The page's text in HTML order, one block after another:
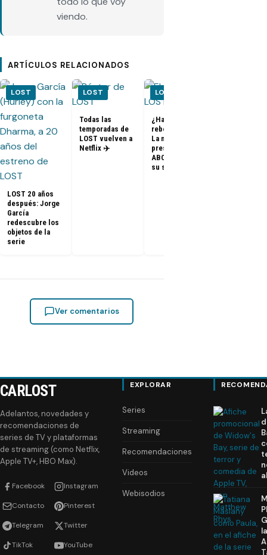
viendo.
ARTÍCULOS RELACIONADOS
LOST
LOST 20 años
después: Jorge
García
redescubre los
objetos de la
serie
LOST
Todas las
temporadas de
LOST vuelven a
Netflix ✈️
LOST
¿Habrá un
reboot de Lost?
La nueva
presidenta de
ABC dice que es
su sueño
Ver comentarios
CARLOST
Adelantos, novedades y
recomendaciones de
series de TV y plataformas
de streaming (como Netflix,
Apple TV+, HBO Max).
Facebook Instagram
Contacto Pinterest
Telegram Twitter
TikTok YouTube
EXPLORAR
Series
Streaming
Recomendaciones
Videos
Webisodios